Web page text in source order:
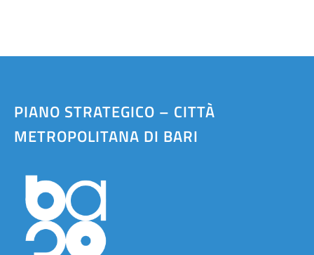
PIANO STRATEGICO – CITTÀ
METROPOLITANA DI BARI